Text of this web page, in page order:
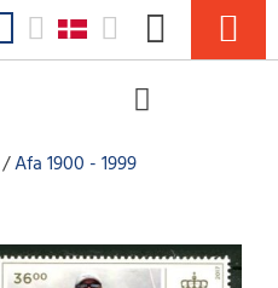
Afa 1900 - 1999